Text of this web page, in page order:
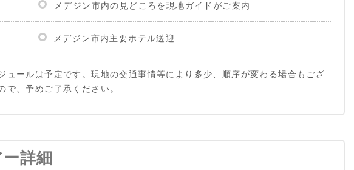
メデジン市内の見どころを現地ガイドがご案内
メデジン市内主要ホテル送迎
ュールは予定です。現地の交通事情等により多少、順序が変わる場合もござ
で、予めご了承ください。
詳細